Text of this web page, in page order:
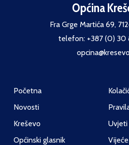
Općina
Fra Grge Martića 69,
telefon: +387 (0)
Početna
Novosti
Kreševo
Općinski glasnik
Uvjeti
Vijeće